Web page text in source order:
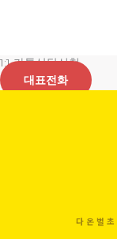
로
건
1:1 카톡상담신청
대표전화
다온벌